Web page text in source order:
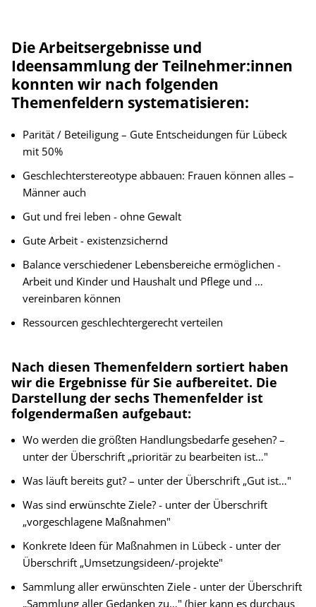
Die Arbeitsergebnisse und
Ideensammlung der Teilnehmer:innen
konnten wir nach folgenden
Themenfeldern systematisieren:
Parität / Beteiligung – Gute Entscheidungen für Lübeck
mit 50%
Geschlechterstereotype abbauen: Frauen können alles –
Männer auch
Gut und frei leben - ohne Gewalt
Gute Arbeit - existenzsichernd
Balance verschiedener Lebensbereiche ermöglichen -
Arbeit und Kinder und Haushalt und Pflege und …
vereinbaren können
Ressourcen geschlechtergerecht verteilen
Nach diesen Themenfeldern sortiert haben
wir die Ergebnisse für Sie aufbereitet. Die
Darstellung der sechs Themenfelder ist
folgendermaßen aufgebaut:
Wo werden die größten Handlungsbedarfe gesehen? –
unter der Überschrift „prioritär zu bearbeiten ist…"
Was läuft bereits gut? – unter der Überschrift „Gut ist…"
Was sind erwünschte Ziele? - unter der Überschrift
„vorgeschlagene Maßnahmen"
Konkrete Ideen für Maßnahmen in Lübeck - unter der
Überschrift „Umsetzungsideen/-projekte"
Sammlung aller erwünschten Ziele - unter der Überschrift
„Sammlung aller Gedanken zu…" (hier kann es durchaus